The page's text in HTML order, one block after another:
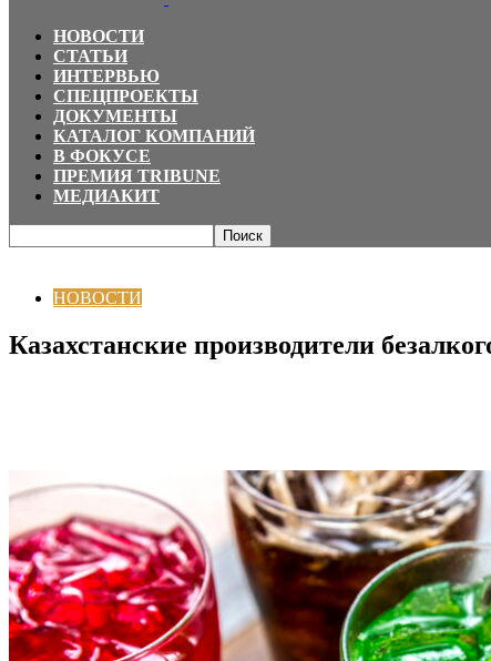
НОВОСТИ
СТАТЬИ
ИНТЕРВЬЮ
СПЕЦПРОЕКТЫ
ДОКУМЕНТЫ
КАТАЛОГ КОМПАНИЙ
В ФОКУСЕ
ПРЕМИЯ TRIBUNE
МЕДИАКИТ
НОВОСТИ
Казахстанские производители